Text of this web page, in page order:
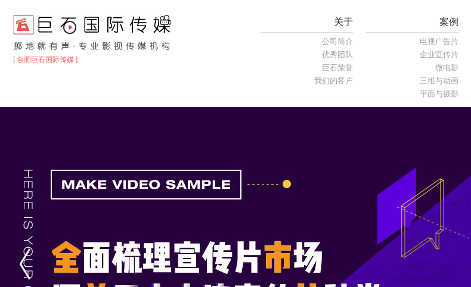
[ 合肥巨石国际传媒 ]
关于
公司简介
优秀团队
巨石荣誉
我们的客户
案例
电视广告片
企业宣传片
微电影
三维与动画
平面与摄影